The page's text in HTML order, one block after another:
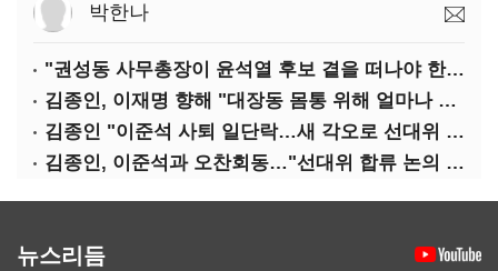
박한나
"권성동 사무총장이 윤석열 후보 곁을 떠나야 한다"
김종인, 이재명 향해 "대장동 몸통 위해 얼마나 죽어야 하나"
김종인 "이준석 사퇴 일단락…새 각오로 선대위 꾸리겠다"
김종인, 이준석과 오찬회동…"선대위 합류 논의 없었다"(종합)
뉴스리듬